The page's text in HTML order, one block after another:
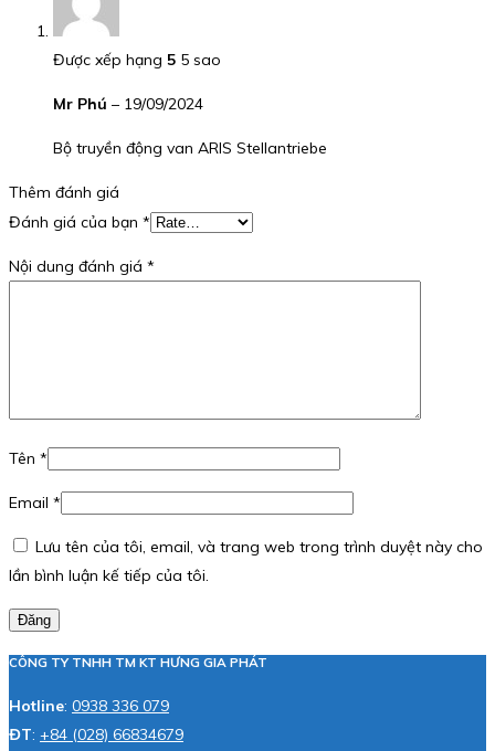
Được xếp hạng 5 5 sao
Mr Phú – 19/09/2024
Bộ truyền động van ARIS Stellantriebe
Thêm đánh giá
Đánh giá của bạn *
Nội dung đánh giá *
Tên *
Email *
Lưu tên của tôi, email, và trang web trong trình duyệt này cho
lần bình luận kế tiếp của tôi.
Đăng
CÔNG TY TNHH TM KT HƯNG GIA PHÁT
Hotline: 0938 336 079
ĐT: +84 (028) 66834679